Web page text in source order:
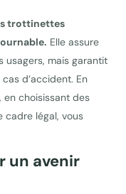
trottinettes
Elle assure
usagers, mais garantit
d’accident. En
choisissant des
cadre légal, vous
un avenir